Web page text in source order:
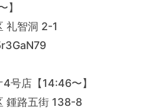
】
礼智洞 2-1
号店【14:46〜】
鍾路五街 138-8